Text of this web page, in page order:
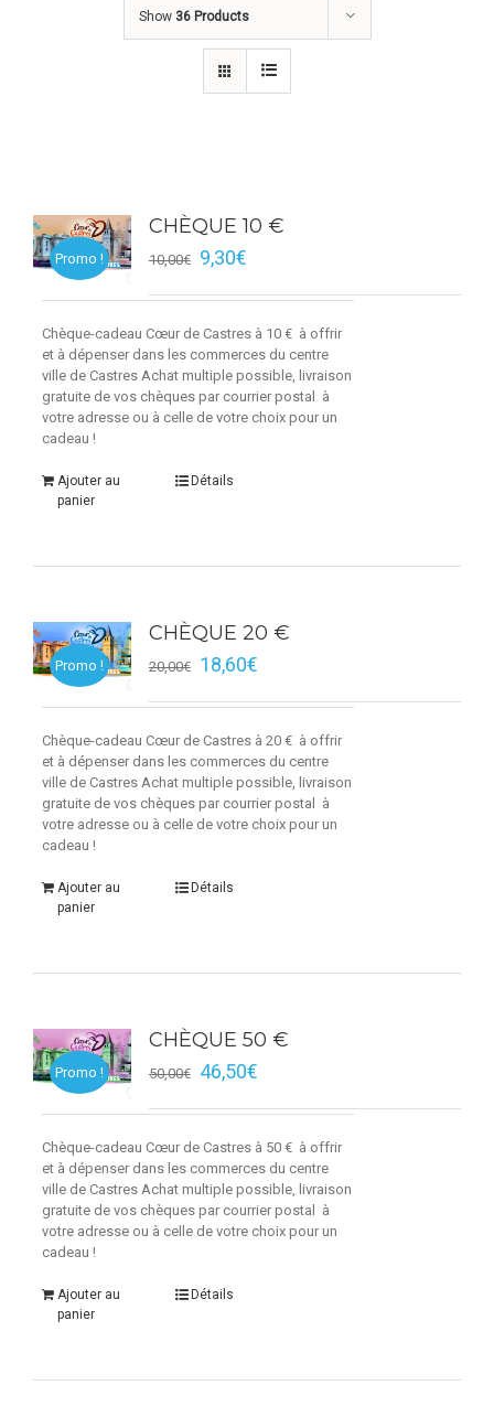
Show 36 Products
Promo !
CHÈQUE 10 €
10,00€ 9,30€
Chèque-cadeau Cœur de Castres à 10 € à offrir
et à dépenser dans les commerces du centre
ville de Castres Achat multiple possible, livraison
gratuite de vos chèques par courrier postal à
votre adresse ou à celle de votre choix pour un
cadeau !
Ajouter au
panier
Détails
Promo !
CHÈQUE 20 €
20,00€ 18,60€
Chèque-cadeau Cœur de Castres à 20 € à offrir
et à dépenser dans les commerces du centre
ville de Castres Achat multiple possible, livraison
gratuite de vos chèques par courrier postal à
votre adresse ou à celle de votre choix pour un
cadeau !
Ajouter au
panier
Détails
Promo !
CHÈQUE 50 €
50,00€ 46,50€
Chèque-cadeau Cœur de Castres à 50 € à offrir
et à dépenser dans les commerces du centre
ville de Castres Achat multiple possible, livraison
gratuite de vos chèques par courrier postal à
votre adresse ou à celle de votre choix pour un
cadeau !
Ajouter au
panier
Détails